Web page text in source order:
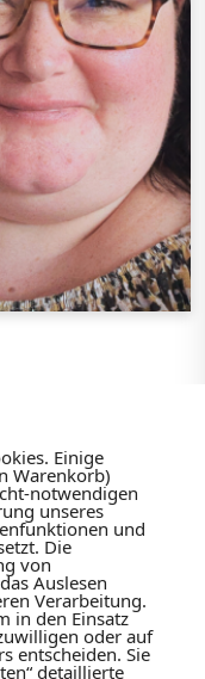
Einige
Warenkorb)
notwendigen
unseres
und
Die
von
Auslesen
Verarbeitung.
in den Einsatz
oder auf
entscheiden. Sie
detaillierte